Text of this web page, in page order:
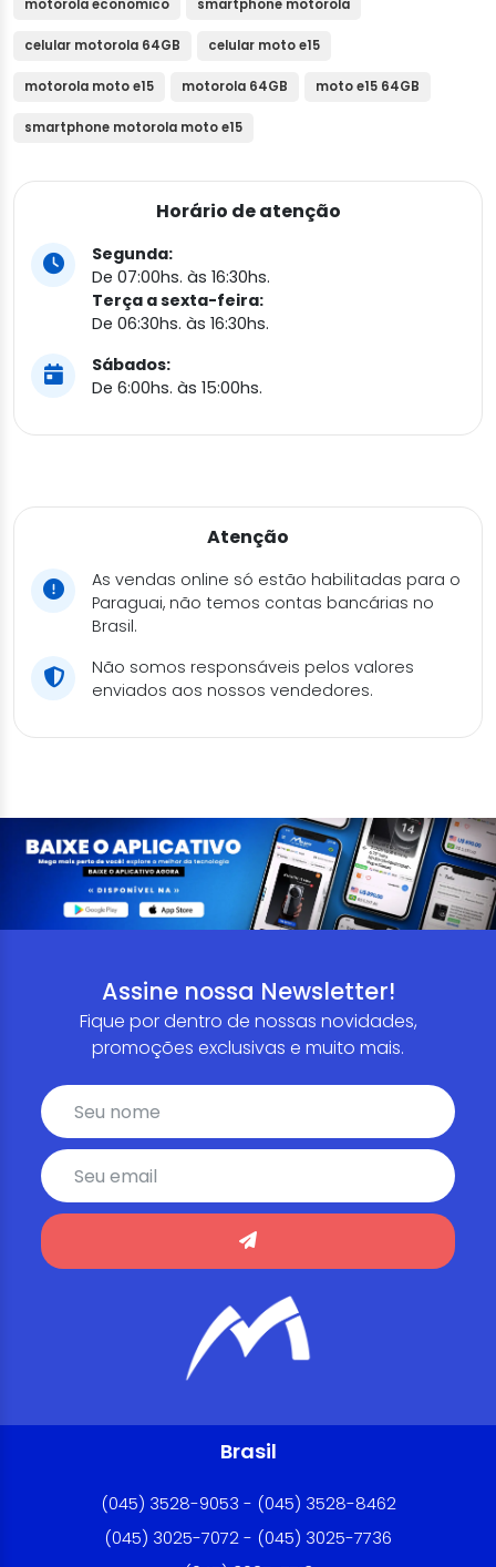
motorola economico smartphone motorola
celular motorola 64GB celular moto e15
motorola moto e15 motorola 64GB moto e15 64GB
smartphone motorola moto e15
Horário de atenção
Segunda:
De 07:00hs. às 16:30hs.
Terça a sexta-feira:
De 06:30hs. às 16:30hs.
Sábados:
De 6:00hs. às 15:00hs.
Atenção
As vendas online só estão habilitadas para o
Paraguai, não temos contas bancárias no
Brasil.
Não somos responsáveis pelos valores
enviados aos nossos vendedores.
Assine nossa Newsletter!
Fique por dentro de nossas novidades,
promoções exclusivas e muito mais.
Brasil
(045) 3528-9053 - (045) 3528-8462
(045) 3025-7072 - (045) 3025-7736